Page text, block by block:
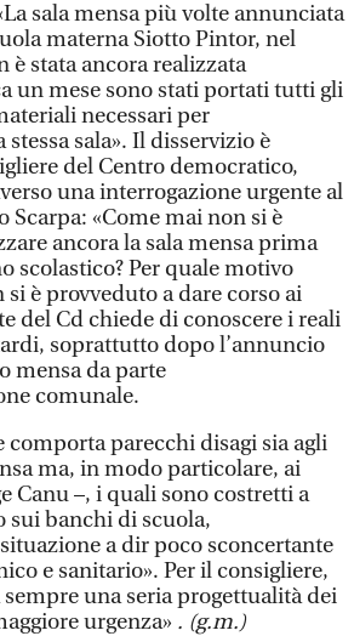
sala mensa più volte annunciata
materna Siotto Pintor, nel
è stata ancora realizzata
un mese sono stati portati tutti gli
necessari per
sala». Il disservizio è
del Centro democratico,
una interrogazione urgente al
Scarpa: «Come mai non si è
ancora la sala mensa prima
scolastico? Per quale motivo
si è provveduto a dare corso ai
del Cd chiede di conoscere i reali
soprattutto dopo l’annuncio
mensa da parte
comunale.
comporta parecchi disagi sia agli
ma, in modo particolare, ai
Canu –, i quali sono costretti a
sui banchi di scuola,
a dir poco sconcertante
e sanitario». Per il consigliere,
una seria progettualità dei
urgenza» . (g.m.)